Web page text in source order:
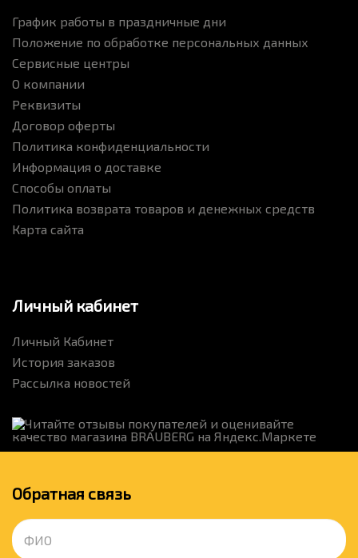
График работы в праздничные дни
Положение по обработке персональных данных
Сервисные центры
О компании
Реквизиты
Договор оферты
Политика конфиденциальности
Информация о доставке
Способы оплаты
Политика возврата товаров и денежных средств
Карта сайта
Личный кабинет
Личный Кабинет
История заказов
Рассылка новостей
Обратная связь